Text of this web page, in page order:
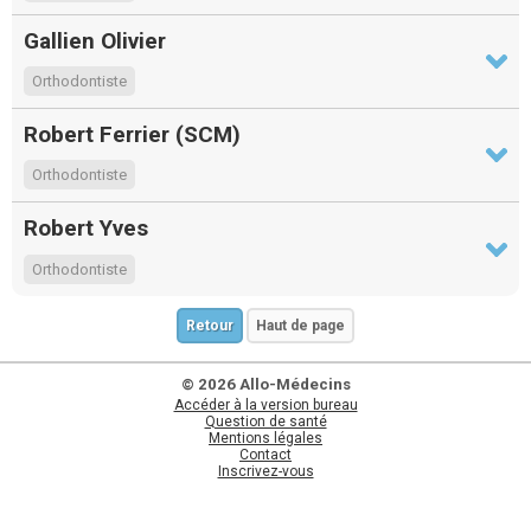
Gallien Olivier
Orthodontiste
Robert Ferrier (SCM)
Orthodontiste
Robert Yves
Orthodontiste
Retour Haut de page
© 2026 Allo-Médecins
Accéder à la version bureau
Question de santé
Mentions légales
Contact
Inscrivez-vous